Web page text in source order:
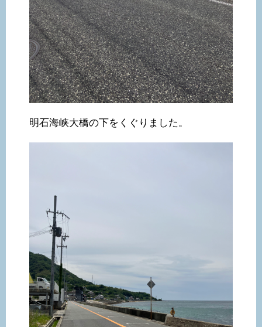
明石海峡大橋の下をくぐりました。